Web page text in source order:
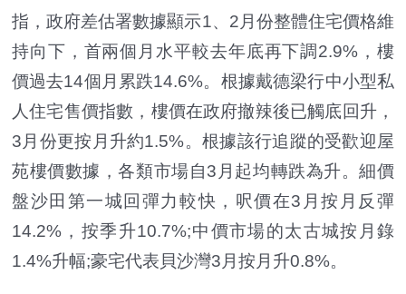
指，政府差估署數據顯示1、2月份整體住宅價格維
持向下，首兩個月水平較去年底再下調2.9%，樓
價過去14個月累跌14.6%。根據戴德梁行中小型私
人住宅售價指數，樓價在政府撤辣後已觸底回升，
3月份更按月升約1.5%。根據該行追蹤的受歡迎屋
苑樓價數據，各類市場自3月起均轉跌為升。細價
盤沙田第一城回彈力較快，呎價在3月按月反彈
14.2%，按季升10.7%;中價市場的太古城按月錄
1.4%升幅;豪宅代表貝沙灣3月按月升0.8%。